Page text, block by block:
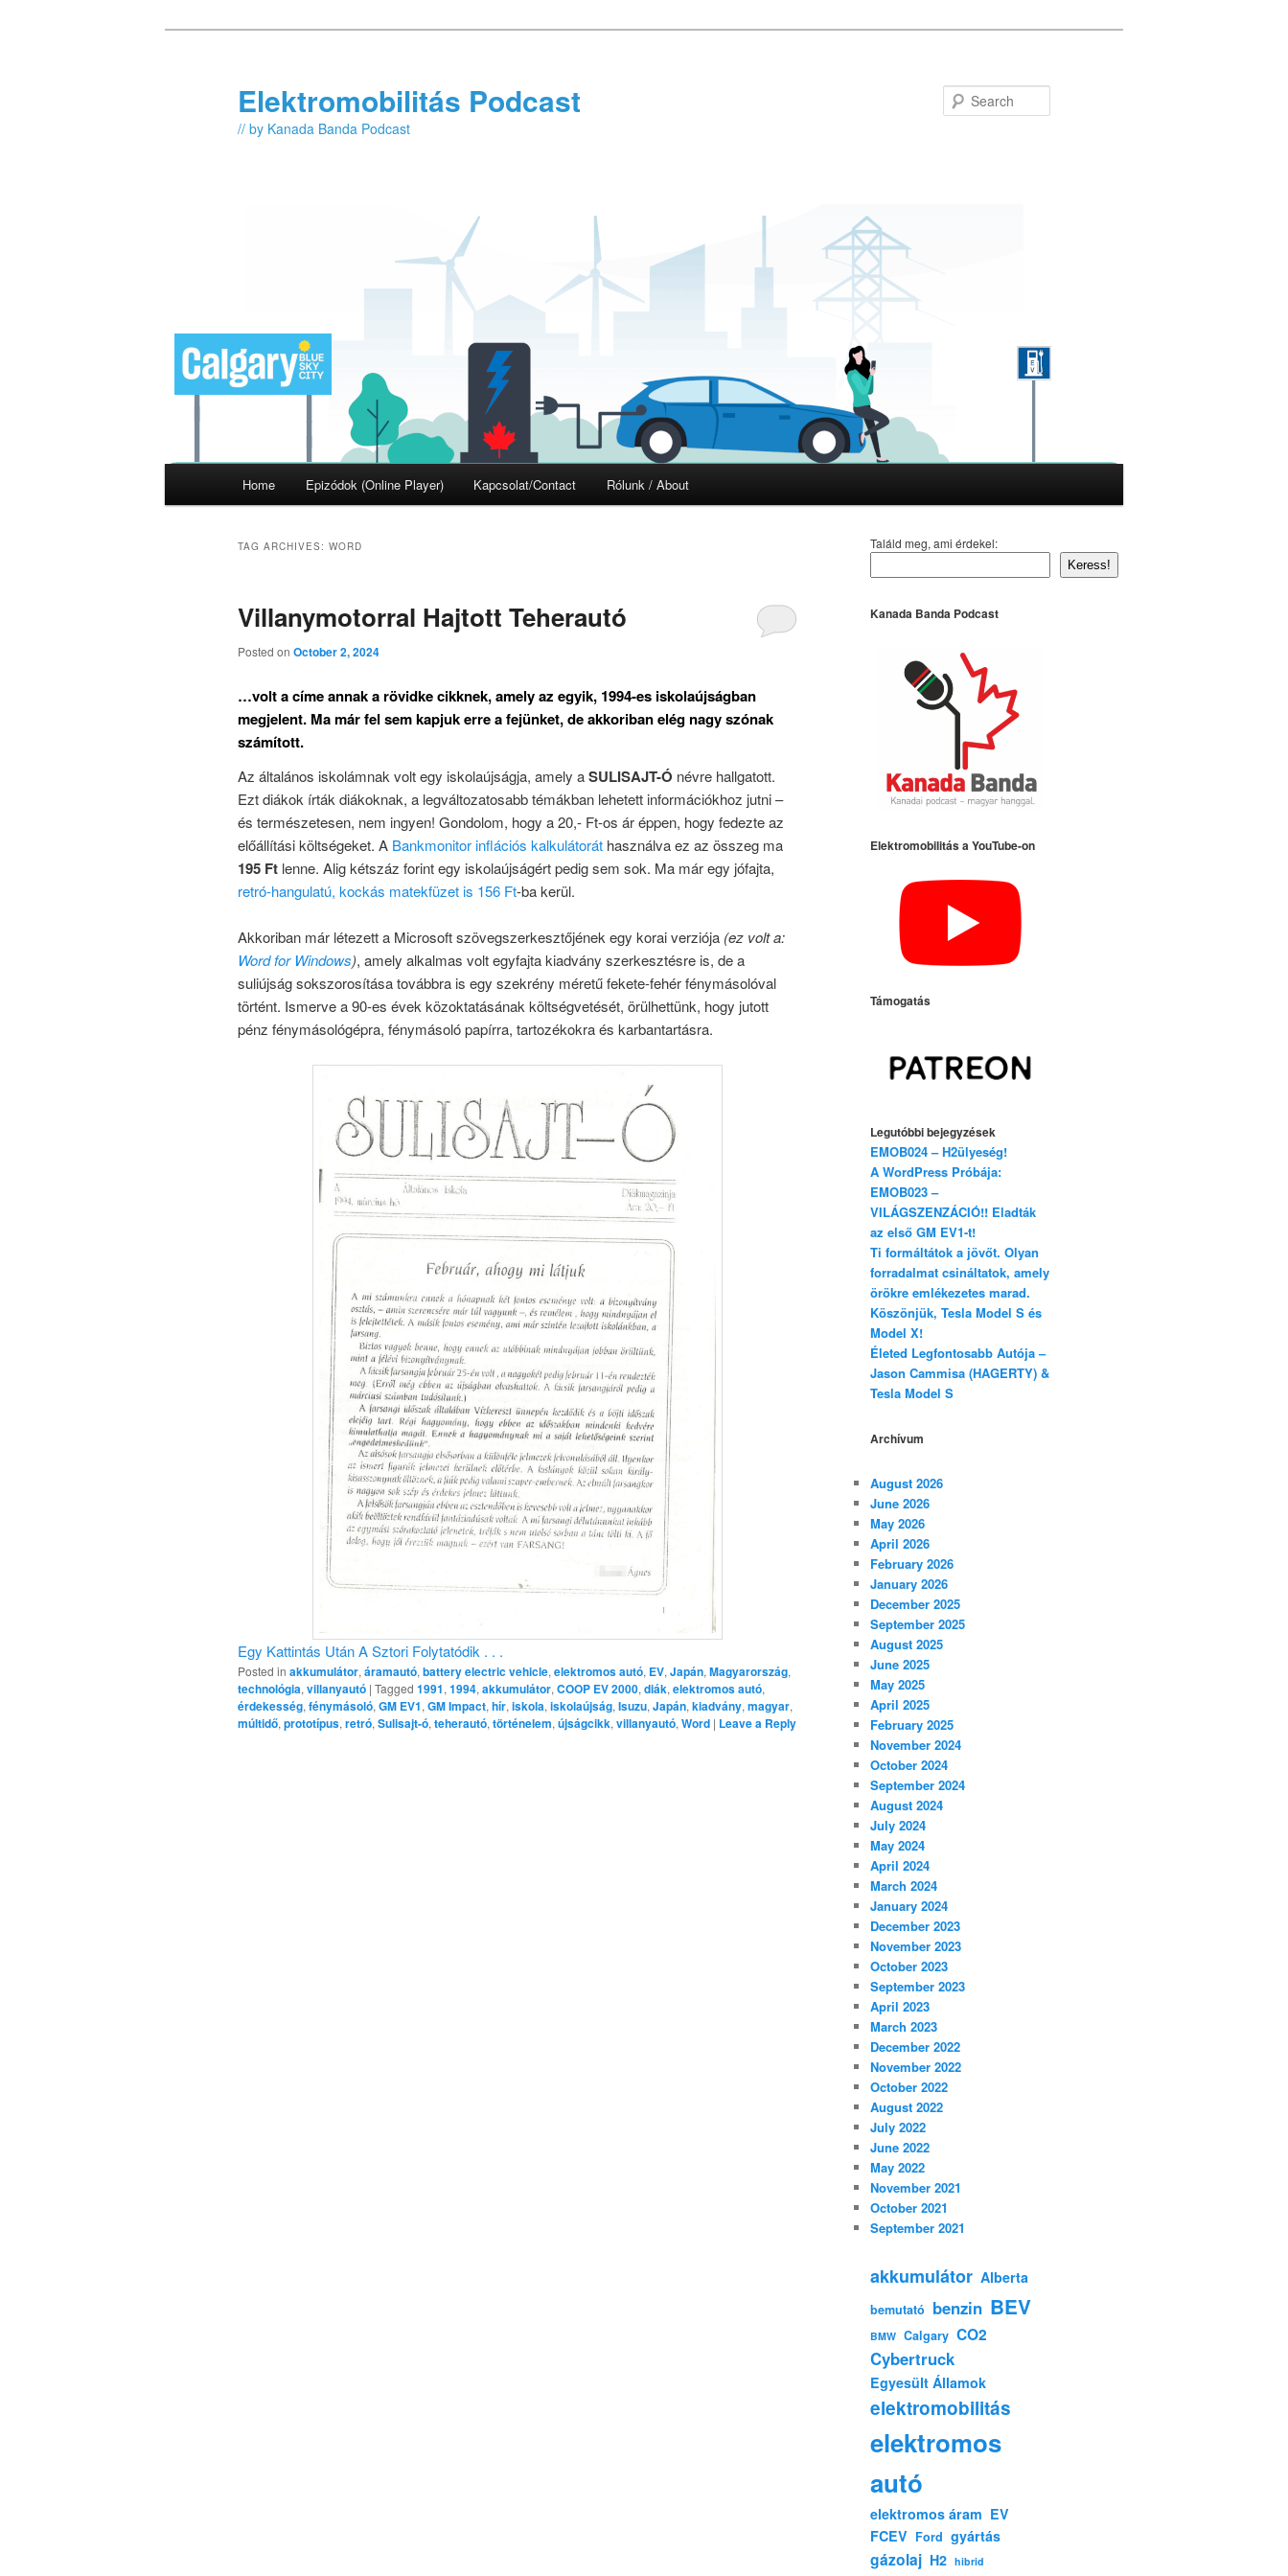
Elektromobilitás Podcast
// by Kanada Banda Podcast
Home Epizódok (Online Player) Kapcsolat/Contact Rólunk / About
TAG ARCHIVES: WORD
Villanymotorral Hajtott Teherautó
Posted on October 2, 2024
…volt a címe annak a rövidke cikknek, amely az egyik, 1994-es iskolaújságban
megjelent. Ma már fel sem kapjuk erre a fejünket, de akkoriban elég nagy szónak
számított.
Az általános iskolámnak volt egy iskolaújságja, amely aSULISAJT-Ó névre hallgatott.
Ezt diákok írták diákoknak, a legváltozatosabb témákban lehetett információkhoz jutni –
és természetesen, nem ingyen! Gondolom, hogy a 20,- Ft-os ár éppen, hogy fedezte az
előállítási költségeket. A Bankmonitor inflációs kalkulátorát használva ez az összeg ma
195 Ft lenne. Alig kétszáz forint egy iskolaújságért pedig sem sok. Ma már egy jófajta,
retró-hangulatú, kockás matekfüzet is 156 Ft-ba kerül.
Akkoriban már létezett a Microsoft szövegszerkesztőjének egy korai verziója (ez volt a:
Word for Windows), amely alkalmas volt egyfajta kiadvány szerkesztésre is, de a
suliújság sokszorosítása továbbra is egy szekrény méretű fekete-fehér fénymásolóval
történt. Ismerve a 90-es évek közoktatásának költségvetését, örülhettünk, hogy jutott
pénz fénymásológépra, fénymásoló papírra, tartozékokra és karbantartásra.
Egy Kattintás Után A Sztori Folytatódik . . .
Posted in akkumulátor, áramautó, battery electric vehicle, elektromos autó, EV, Japán, Magyarország,
technológia, villanyautó | Tagged 1991, 1994, akkumulátor, COOP EV 2000, diák, elektromos autó,
érdekesség, fénymásoló, GM EV1, GM Impact, hír, iskola, iskolaújság, Isuzu, Japán, kiadvány, magyar,
múltidő, prototípus, retró, Sulisajt-ó, teherautó, történelem, újságcikk, villanyautó, Word | Leave a Reply
Találd meg, ami érdekel:
Keress!
Kanada Banda Podcast
Elektromobilitás a YouTube-on
Támogatás
Legutóbbi bejegyzések
EMOB024 – H2ülyeség!
A WordPress Próbája:
EMOB023 –
VILÁGSZENZÁCIÓ!! Eladták
az első GM EV1-t!
Ti formáltátok a jövőt. Olyan
forradalmat csináltatok, amely
örökre emlékezetes marad.
Köszönjük, Tesla Model S és
Model X!
Életed Legfontosabb Autója –
Jason Cammisa (HAGERTY) &
Tesla Model S
Archívum
August 2026
June 2026
May 2026
April 2026
February 2026
January 2026
December 2025
September 2025
August 2025
June 2025
May 2025
April 2025
February 2025
November 2024
October 2024
September 2024
August 2024
July 2024
May 2024
April 2024
March 2024
January 2024
December 2023
November 2023
October 2023
September 2023
April 2023
March 2023
December 2022
November 2022
October 2022
August 2022
July 2022
June 2022
May 2022
November 2021
October 2021
September 2021
akkumulátor Alberta
bemutató benzin BEV
BMW Calgary CO2
Cybertruck
Egyesült Államok
elektromobilitás
elektromos
autó
elektromos áram EV
FCEV Ford gyártás
gázolaj H2 hibrid